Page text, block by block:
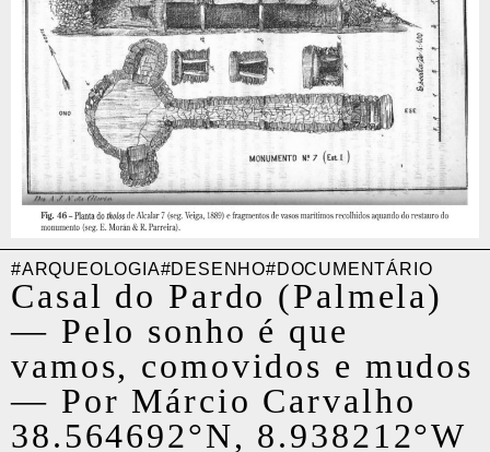
#ARQUEOLOGIA#DESENHO#DOCUMENTÁRIO
Casal do Pardo (Palmela)
— Pelo sonho é que
vamos, comovidos e mudos
— Por Márcio Carvalho
38.564692°N, 8.938212°W